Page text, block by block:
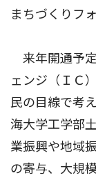
まちづくりフ
来年開通予
ェンジ（ＩＣ
民の目線で考
海大学工学部
業振興や地域
の寄与、大規